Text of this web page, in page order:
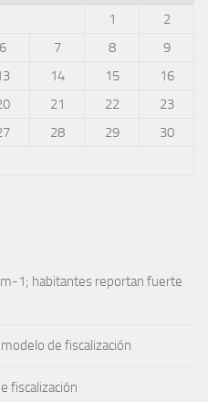
1
2
6 7 8
9
14 15
16
21 22
23
28 29
30
1; habitantes reportan fuerte
de fiscalización
fiscalización